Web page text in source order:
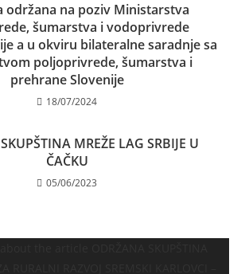
održana na poziv Ministarstva
šumarstva i vodoprivrede
a u okviru bilateralne saradnje sa
poljoprivrede, šumarstva i
prehrane Slovenije
18/07/2024
MREŽE LAG SRBIJE U
ČAČKU
05/06/2023